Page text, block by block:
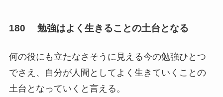
180 勉強はよく生きることの土台となる
何の役にも立たなさそうに見える今の勉強ひとつ
でさえ、自分が人間としてよく生きていくことの
土台となっていくと言える。